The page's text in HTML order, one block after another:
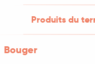
Produits du
Bouger